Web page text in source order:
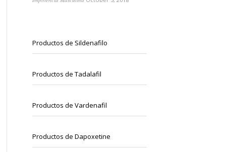
Productos de Sildenafilo
Productos de Tadalafil
Productos de Vardenafil
Productos de Dapoxetine